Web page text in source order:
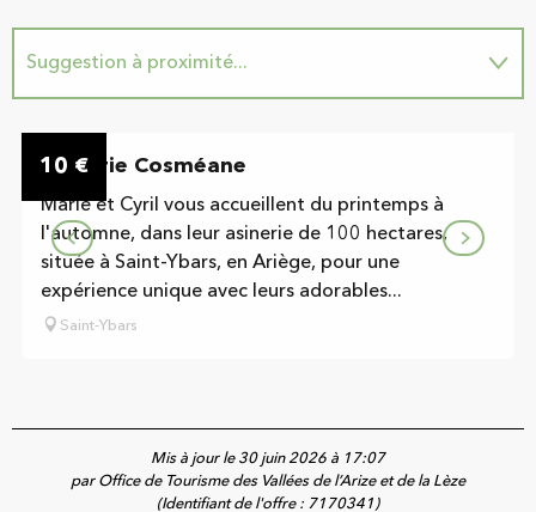
Suggestion à proximité...
Sur place
10 €
Asinerie Cosméane
Marie et Cyril vous accueillent du printemps à
l'automne, dans leur asinerie de 100 hectares,
située à Saint-Ybars, en Ariège, pour une
expérience unique avec leurs adorables...
Saint-Ybars
Mis à jour le 30 juin 2026 à 17:07
par Office de Tourisme des Vallées de l’Arize et de la Lèze
(Identifiant de l'offre : 7170341 )